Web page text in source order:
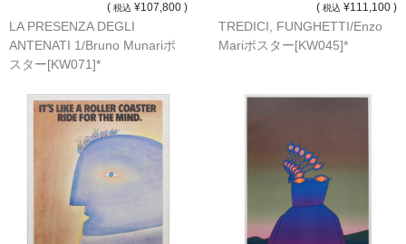
( 税込 ¥107,800 )
LA PRESENZA DEGLI
ANTENATI 1/Bruno Munariポ
スター[KW071]*
( 税込 ¥111,100 )
TREDICI, FUNGHETTI/Enzo
Mariポスター[KW045]*